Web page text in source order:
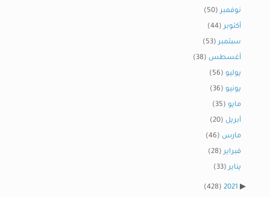
نوفمبر(50)
أكتوبر(44)
سبتمبر(53)
أغسطس (38)
يوليو (56)
يونيو (36)
مايو (35)
أبريل (20)
مارس (46)
فبراير(28)
يناير(33)
2021
(428)